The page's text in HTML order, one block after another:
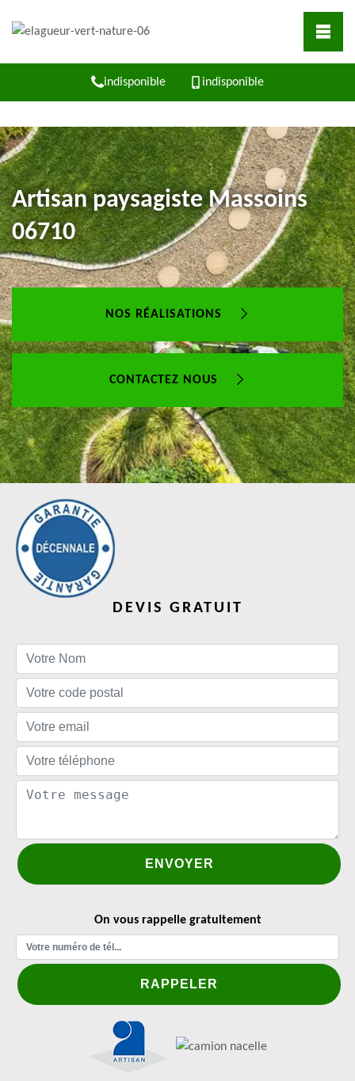
indisponible indisponible
Artisan paysagiste Massoins
06710
NOS RÉALISATIONS
CONTACTEZ NOUS
DEVIS GRATUIT
On vous rappelle gratuitement